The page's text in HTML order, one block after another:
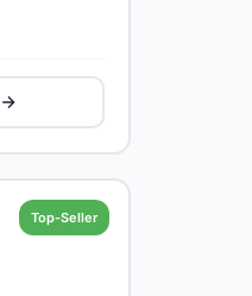
Top-Seller